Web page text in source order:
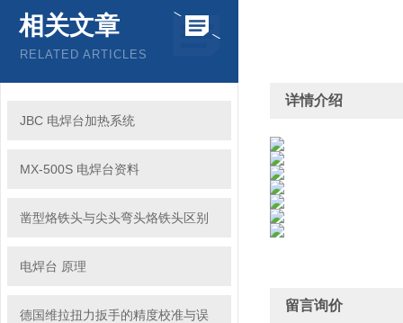
相关文章
RELATED ARTICLES
JBC 电焊台加热系统
MX-500S 电焊台资料
凿型烙铁头与尖头弯头烙铁头区别
电焊台 原理
德国维拉扭力扳手的精度校准与误
详情介绍
留言询价